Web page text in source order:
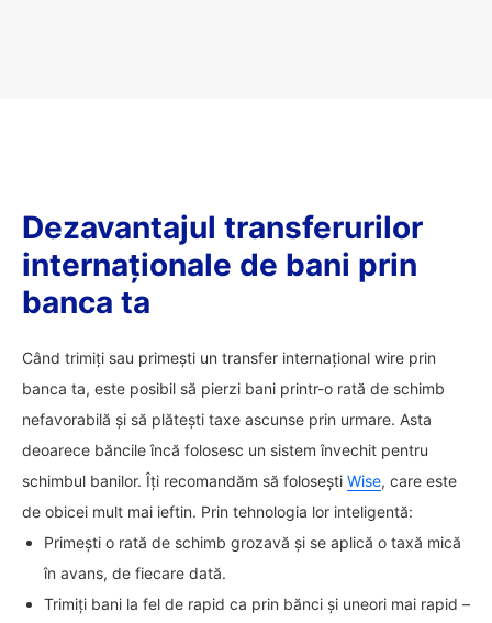
Dezavantajul transferurilor
internaționale de bani prin
banca ta
Când trimiți sau primești un transfer internațional wire prin
banca ta, este posibil să pierzi bani printr-o rată de schimb
nefavorabilă și să plătești taxe ascunse prin urmare. Asta
deoarece băncile încă folosesc un sistem învechit pentru
schimbul banilor. Îți recomandăm să folosești Wise, care este
de obicei mult mai ieftin. Prin tehnologia lor inteligentă:
Primești o rată de schimb grozavă și se aplică o taxă mică
în avans, de fiecare dată.
Trimiți bani la fel de rapid ca prin bănci și uneori mai rapid –